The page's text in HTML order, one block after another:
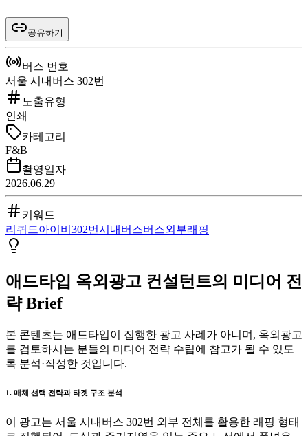
공유하기
버스 번호
서울 시내버스 302번
노출유형
인쇄
카테고리
F&B
촬영일자
2026.06.29
키워드
리퀴드아이비 302번시내버스버스외부래핑
애드타입 옥외광고 컨설턴트의 미디어 전
략 Brief
본 콘텐츠는 애드타입이 집행한 광고 사례가 아니며, 옥외광고
를 검토하시는 분들의 미디어 전략 수립에 참고가 될 수 있도
록 분석·작성한 것입니다.
1. 매체 선택 전략과 타겟 구조 분석
이 광고는 서울 시내버스 302번 외부 전체를 활용한 래핑 형태